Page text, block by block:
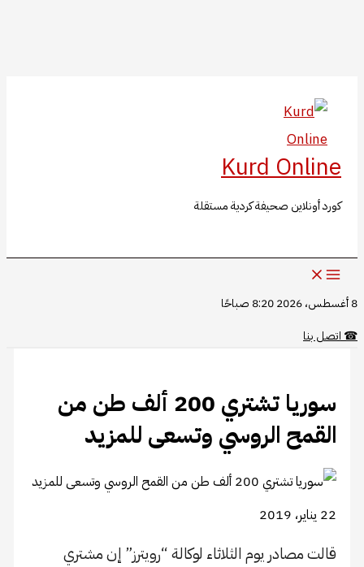
المحتوى
Kurd Online
كورد أونلاين صحيفة كردية مستقلة
8 أغسطس، 2026 8:20 صباحًا
☎اتصل بنا
سوريا تشتري 200 ألف طن من
القمح الروسي وتسعى للمزيد
22 يناير، 2019
قالت مصادر يوم الثلاثاء لوكالة “رويترز” إن مشتري